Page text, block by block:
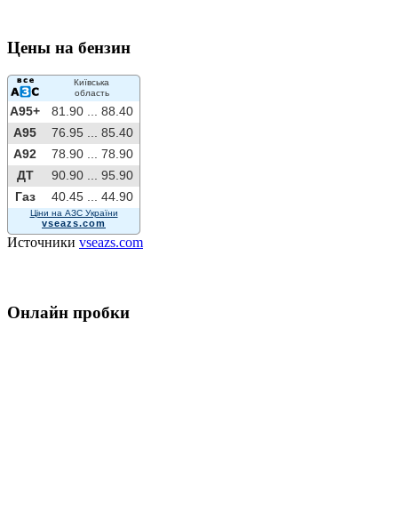
Цены на бензин
Київська
область
A95+ 81.90 ...
88.40
A95
76.95 ...
85.40
A92
78.90 ...
78.90
ДТ
90.90 ...
95.90
Газ
40.45 ... 44.90
Ціни на АЗС України
vseazs.com
Источники vseazs.com
Онлайн пробки